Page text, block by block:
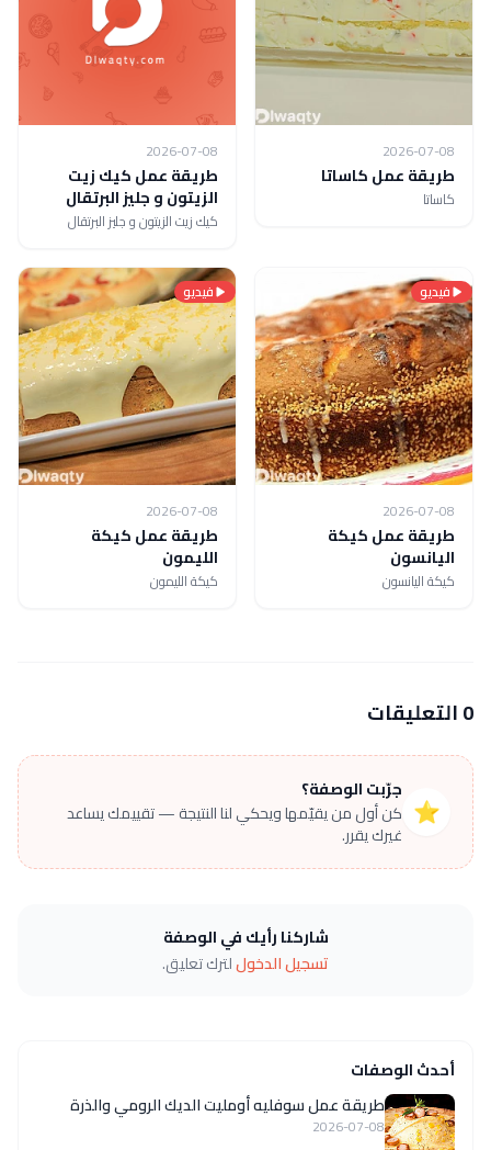
2026-07-08
طريقة عمل كاساتا
كاساتا
2026-07-08
طريقة عمل كيك زيت
الزيتون و جليز البرتقال
كيك زيت الزيتون و جليز البرتقال
فيديو
2026-07-08
طريقة عمل كيكة
اليانسون
كيكة اليانسون
فيديو
2026-07-08
طريقة عمل كيكة
الليمون
كيكة الليمون
0 التعليقات
⭐
جرّبت الوصفة؟
كن أول من يقيّمها ويحكي لنا النتيجة — تقييمك يساعد
غيرك يقرر.
شاركنا رأيك في الوصفة
تسجيل الدخوللترك تعليق.
أحدث الوصفات
طريقة عمل سوفليه أومليت الديك الرومي والذرة
2026-07-08